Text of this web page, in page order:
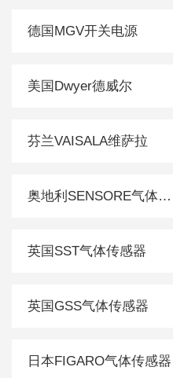
德国MGV开关电源
美国Dwyer德威尔
芬兰VAISALA维萨拉
奥地利SENSORE气体传感器
英国SST气体传感器
英国GSS气体传感器
日本FIGARO气体传感器